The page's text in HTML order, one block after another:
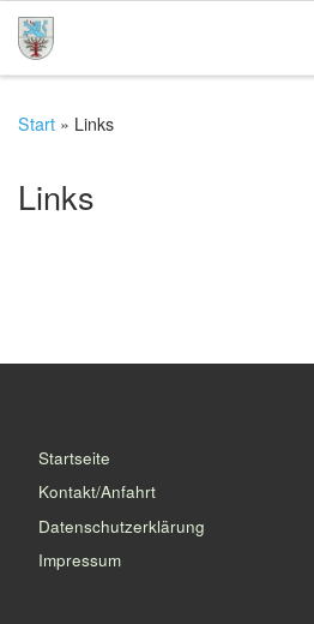
Zum Inhalt springen
Start » Links
Links
Startseite
Kontakt/Anfahrt
Datenschutzerklärung
Impressum